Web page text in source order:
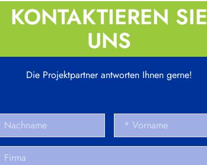
KONTAKTIEREN SIE
UNS
Die Projektpartner antworten Ihnen gerne!